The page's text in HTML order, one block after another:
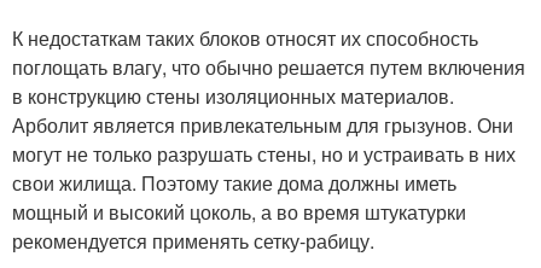
К недостаткам таких блоков относят их способность
поглощать влагу, что обычно решается путем включения
в конструкцию стены изоляционных материалов.
Арболит является привлекательным для грызунов. Они
могут не только разрушать стены, но и устраивать в них
свои жилища. Поэтому такие дома должны иметь
мощный и высокий цоколь, а во время штукатурки
рекомендуется применять сетку-рабицу.